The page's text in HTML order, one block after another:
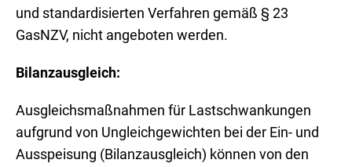
und standardisierten Verfahren gemäß § 23
GasNZV, nicht angeboten werden.
Bilanzausgleich:
Ausgleichsmaßnahmen für Lastschwankungen
aufgrund von Ungleichgewichten bei der Ein- und
Ausspeisung (Bilanzausgleich) können von den